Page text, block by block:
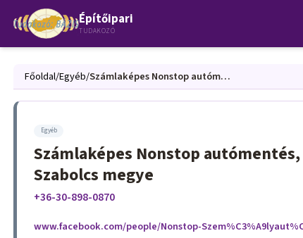
Építőipari
TUDAKOZÓ
Főoldal/Egyéb/ Számlaképes Nonstop autómentés, Kisteherautó, munkagépek és kisgép szállítás Szabolcs megye
Egyéb
Számlaképes Nonstop
Szabolcs megye
+36-30-898-0870
www.facebook.com/people/Nonstop-